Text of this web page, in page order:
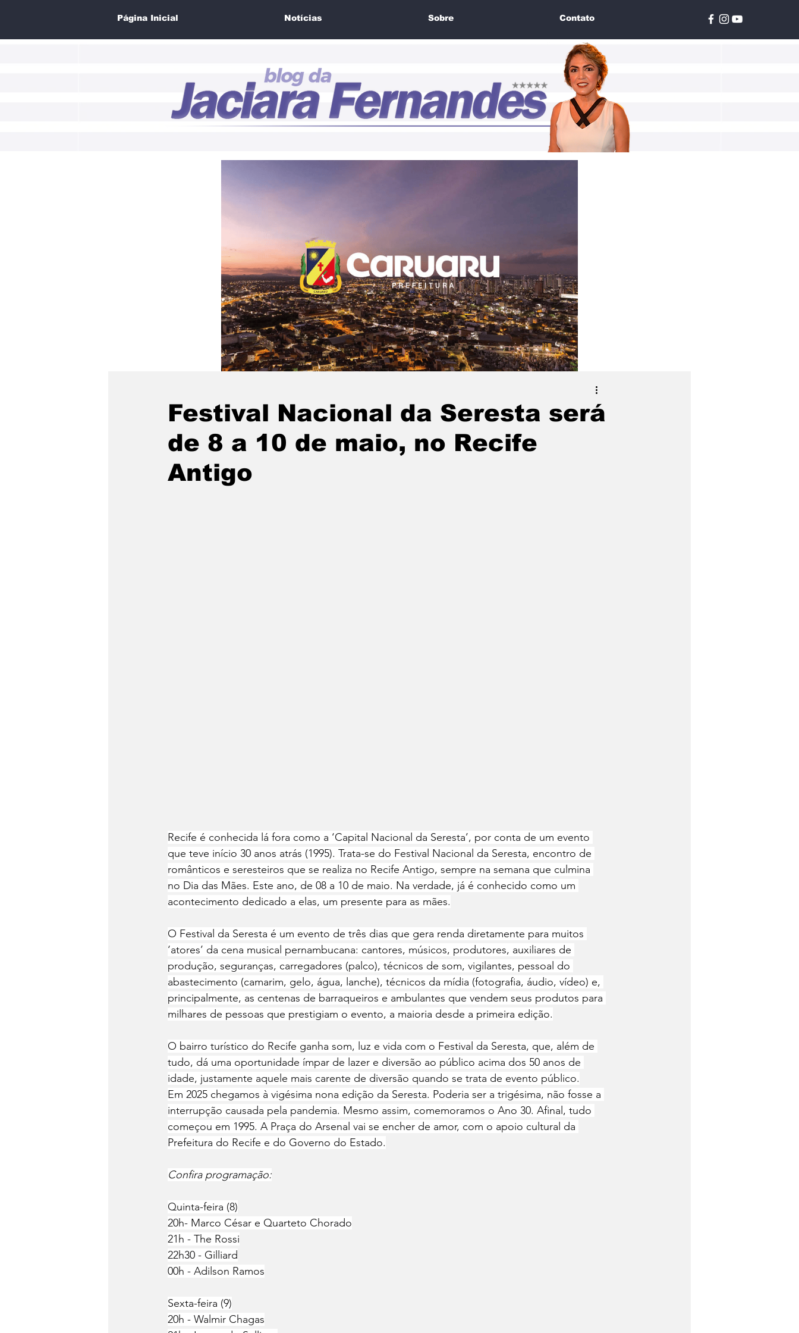
Página Inicial Notícias Sobre Contato
Festival Nacional da Seresta será
de 8 a 10 de maio, no Recife
Antigo
Recife é conhecida lá fora como a ‘Capital Nacional da Seresta’, por conta de um evento
que teve início 30 anos atrás (1995). Trata-se do Festival Nacional da Seresta, encontro de
românticos e seresteiros que se realiza no Recife Antigo, sempre na semana que culmina
no Dia das Mães. Este ano, de 08 a 10 de maio. Na verdade, já é conhecido como um
acontecimento dedicado a elas, um presente para as mães.
O Festival da Seresta é um evento de três dias que gera renda diretamente para muitos
‘atores’ da cena musical pernambucana: cantores, músicos, produtores, auxiliares de
produção, seguranças, carregadores (palco), técnicos de som, vigilantes, pessoal do
abastecimento (camarim, gelo, água, lanche), técnicos da mídia (fotografia, áudio, vídeo) e,
principalmente, as centenas de barraqueiros e ambulantes que vendem seus produtos para
milhares de pessoas que prestigiam o evento, a maioria desde a primeira edição.
O bairro turístico do Recife ganha som, luz e vida com o Festival da Seresta, que, além de
tudo, dá uma oportunidade ímpar de lazer e diversão ao público acima dos 50 anos de
idade, justamente aquele mais carente de diversão quando se trata de evento público.
Em 2025 chegamos à vigésima nona edição da Seresta. Poderia ser a trigésima, não fosse a
interrupção causada pela pandemia. Mesmo assim, comemoramos o Ano 30. Afinal, tudo
começou em 1995. A Praça do Arsenal vai se encher de amor, com o apoio cultural da
Prefeitura do Recife e do Governo do Estado.
Confira programação:
Quinta-feira (8)
20h- Marco César e Quarteto Chorado
21h - The Rossi
22h30 - Gilliard
00h - Adilson Ramos
Sexta-feira (9)
20h - Walmir Chagas